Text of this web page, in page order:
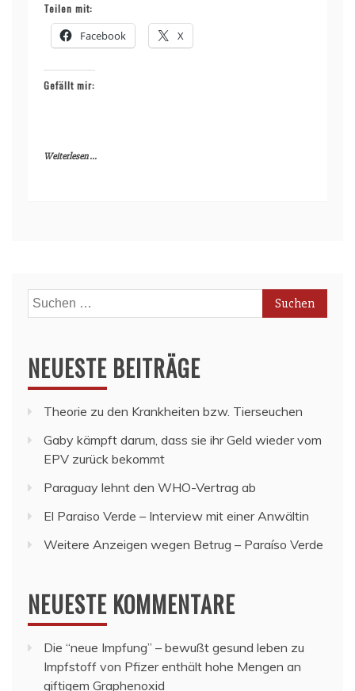
Teilen mit:
Facebook X
Gefällt mir:
Weiterlesen ...
Suchen
nach:
NEUESTE BEITRÄGE
Theorie zu den Krankheiten bzw. Tierseuchen
Gaby kämpft darum, dass sie ihr Geld wieder vom
EPV zurück bekommt
Paraguay lehnt den WHO-Vertrag ab
El Paraiso Verde – Interview mit einer Anwältin
Weitere Anzeigen wegen Betrug – Paraíso Verde
NEUESTE KOMMENTARE
Die “neue Impfung” – bewußt gesund leben zu
Impfstoff von Pfizer enthält hohe Mengen an
giftigem Graphenoxid